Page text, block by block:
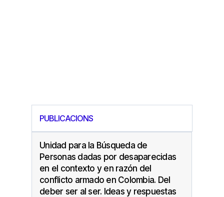
PUBLICACIONS
Unidad para la Búsqueda de
Personas dadas por desaparecidas
en el contexto y en razón del
conflicto armado en Colombia. Del
deber ser al ser. Ideas y respuestas